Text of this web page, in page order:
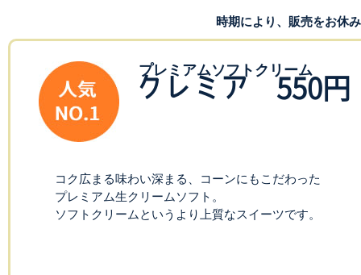
時期により、販売をお休
プレミアムソフトクリーム
クレミア 550円
コク広まる味わい深まる、コーンにもこだわった
プレミアム生クリームソフト。
ソフトクリームというより上質なスイーツです。